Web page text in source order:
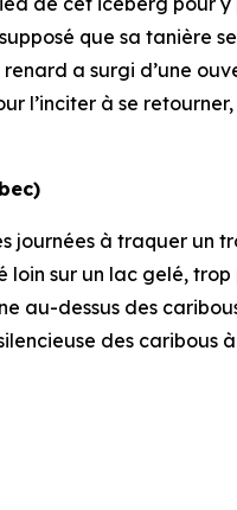
que sa tanière
a surgi d’une
l’inciter à se
journées à traquer un
sur un lac gelé,
au-dessus des
des caribous